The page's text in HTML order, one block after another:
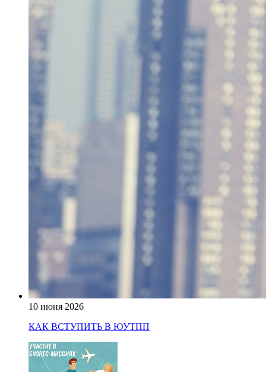
10 июня 2026
КАК ВСТУПИТЬ В ЮУТПП